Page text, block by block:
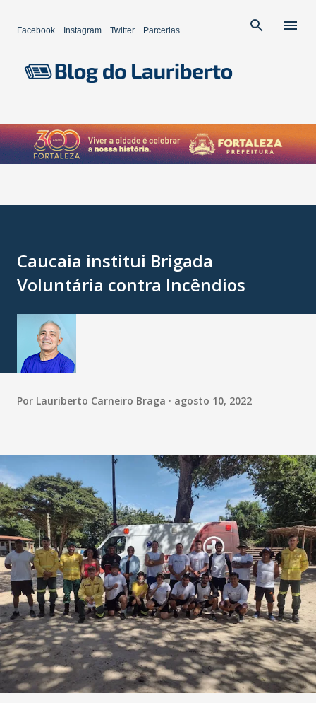
Facebook Instagram Twitter Parcerias
Caucaia institui Brigada
Voluntária contra Incêndios
Por Lauriberto Carneiro Braga agosto 10, 2022